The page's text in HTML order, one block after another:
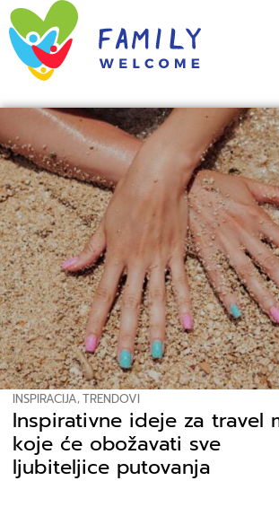
INSPIRACIJA,TRENDOVI
Inspirativne ideje za travel
koje će obožavati sve
ljubiteljice putovanja